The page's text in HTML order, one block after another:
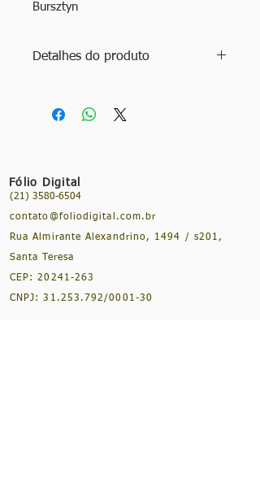
Bursztyn
Detalhes do produto
psicossocial
ISBN: 978-65-86911-81-7
Edição: 1ª edição
Idioma: Português
Especificações: 140 páginas. Brochura,
16 x 23 cm.
Fólio Digital
(21) 3580-6504
contato@foliodigital.com.br
Rua Almirante Alexandrino, 1494 / s201,
Santa Teresa
CEP:20241-263
CNPJ:31.253.792/0001-30